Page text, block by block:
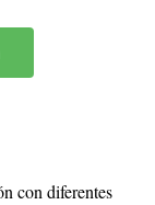
con diferentes